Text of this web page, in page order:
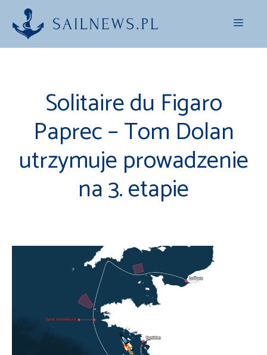
Przejdź
treści
Menu
Solitaire du Figaro
Paprec – Tom Dolan
utrzymuje prowadzenie
na 3. etapie